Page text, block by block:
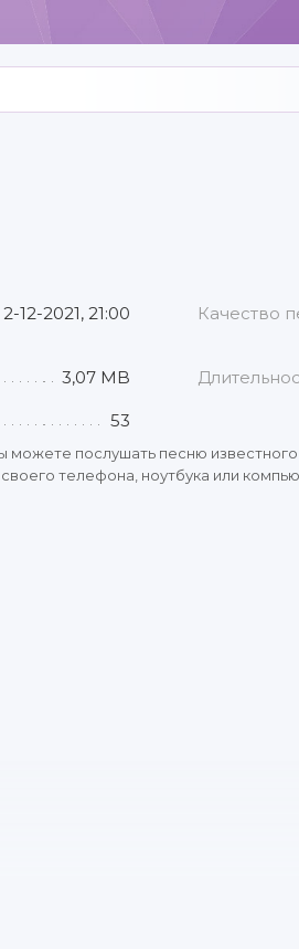
2-12-2021, 21:00 Качество
3,07 MB
53
можете послушать песню
телефона, ноутбука или